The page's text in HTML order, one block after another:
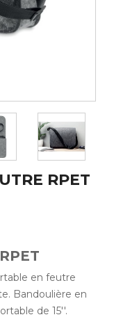
RPET
en feutre
Bandoulière en
de 15''.